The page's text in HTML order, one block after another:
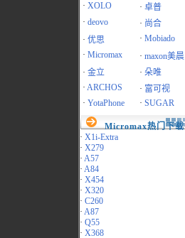
· XOLO · 卓普
· deovo · 尚合
· 优思 · Mobiado
· Micromax · maxon美晨
· 金立 · 朵唯
· ARCHOS · 富可视
· YotaPhone · SUGAR
Micromax热门下载
· X1i-Extra
· X279
· A57
· A84
· X454
· X320
· C260
· A87
· Q55
· X368